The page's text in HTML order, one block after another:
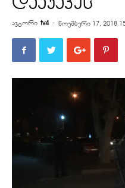
ავტორი tv4 - ნოემბერი 17, 2018